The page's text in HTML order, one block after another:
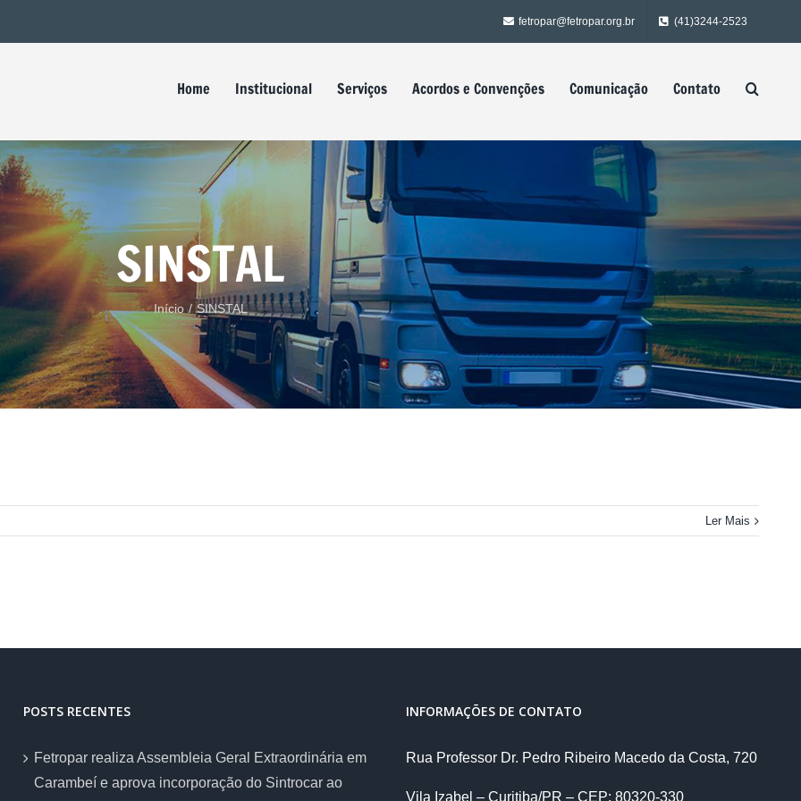
fetropar@fetropar.org.br (41)3244-2523
para:
Home Institucional Serviços Acordos e Convenções Comunicação Contato
SINSTAL
Início / SINSTAL
Ler Mais
POSTS RECENTES
Fetropar realiza Assembleia Geral Extraordinária em
Carambeí e aprova incorporação do Sintrocar ao
INFORMAÇÕES DE CONTATO
Rua Professor Dr. Pedro Ribeiro Macedo da Costa, 720
Vila Izabel – Curitiba/PR – CEP: 80320-330